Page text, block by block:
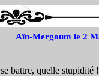
Aïn-Mergoum le 2
battre, quelle stupidité !